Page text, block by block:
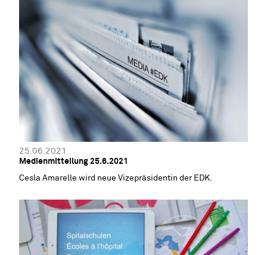
25.06.2021
Medienmitteilung 25.6.2021
Cesla Amarelle wird neue Vizepräsidentin der EDK.